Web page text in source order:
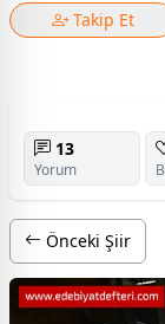
Takip Et
13
Yorum
Önceki Şiir